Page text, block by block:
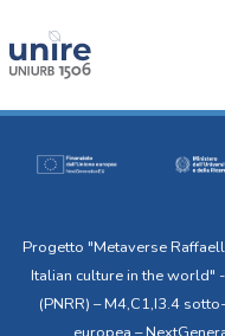
All of Uni.Re
Progetto "Metaverse
Italian culture in the world"
(PNRR) – M4,C1,I3.4